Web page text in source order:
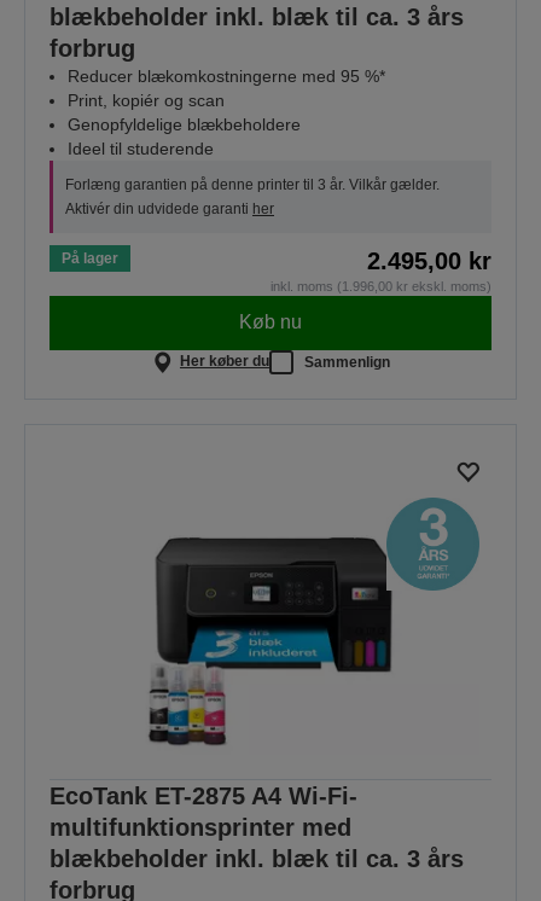
blækbeholder inkl. blæk til ca. 3 års
forbrug
Reducer blækomkostningerne med 95 %*
Print, kopiér og scan
Genopfyldelige blækbeholdere
Ideel til studerende
Forlæng garantien på denne printer til 3 år. Vilkår gælder.
Aktivér din udvidede garanti her
På lager 2.495,00 kr
inkl. moms (1.996,00 kr ekskl. moms)
Køb nu
Her køber du Sammenlign
EcoTank ET-2875 A4 Wi-Fi-
multifunktionsprinter med
blækbeholder inkl. blæk til ca. 3 års
forbrug